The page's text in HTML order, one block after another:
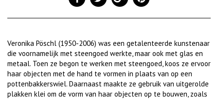
Veronika Pöschl (1950-2006) was een getalenteerde kunstenaar
die voornamelijk met steengoed werkte, maar ook met glas en
metaal. Toen ze begon te werken met steengoed, koos ze ervoor
haar objecten met de hand te vormen in plaats van op een
pottenbakkerswiel. Daarnaast maakte ze gebruik van uitgerolde
plakken klei om de vorm van haar objecten op te bouwen, zoals